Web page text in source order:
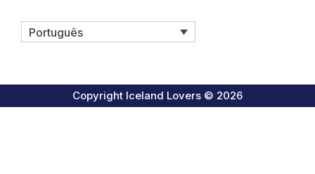
Português
Copyright Iceland Lovers © 2026